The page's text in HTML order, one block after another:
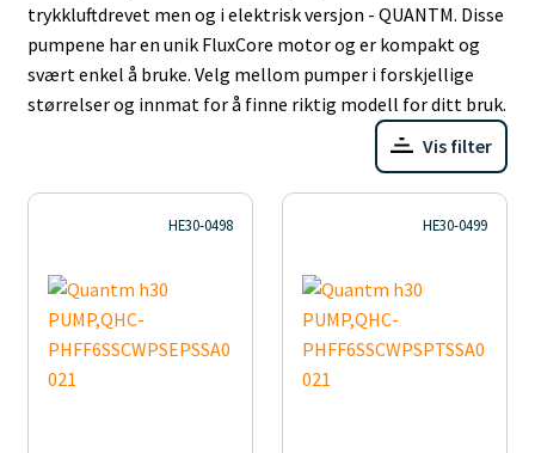
trykkluftdrevet men og i elektrisk versjon - QUANTM. Disse
pumpene har en unik FluxCore motor og er kompakt og
svært enkel å bruke. Velg mellom pumper i forskjellige
størrelser og innmat for å finne riktig modell for ditt bruk.
Vis filter
HE30-0498 HE30-0499